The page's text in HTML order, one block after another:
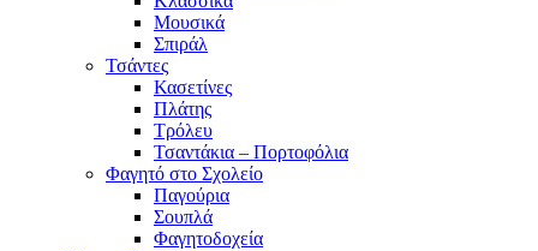
Μουσικά
Σπιράλ
Τσάντες
Κασετίνες
Πλάτης
Τρόλευ
Τσαντάκια – Πορτοφόλια
Φαγητό στο Σχολείο
Παγούρια
Σουπλά
Φαγητοδοχεία